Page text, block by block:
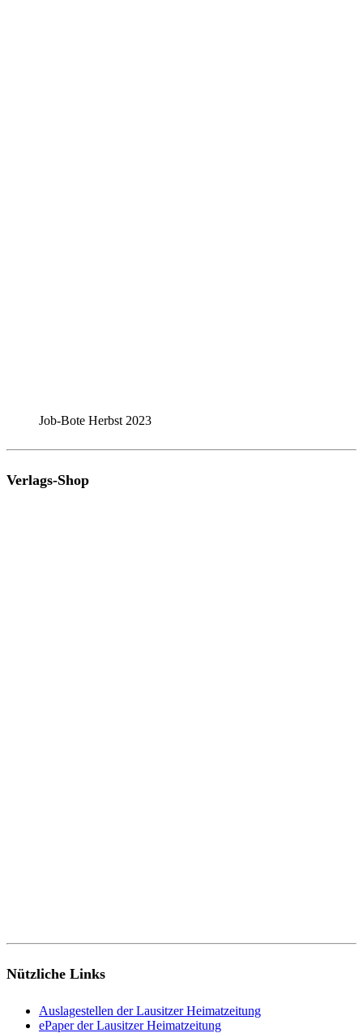
Job-Bote Herbst 2023
Verlags-Shop
Nützliche Links
Auslagestellen der Lausitzer Heimatzeitung
ePaper der Lausitzer Heimatzeitung